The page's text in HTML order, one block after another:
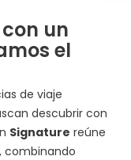
un
el
de viaje
descubrir con
Signature reúne
combinando